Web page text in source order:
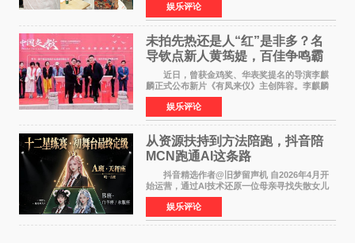
公厅印发《关于发展银发经济增进老年人福祉的
意见》——这是
娱乐评论
未拍先热还是人“红”是非多？名
导钦点新人黄筠媞，百佳争鸣霸
气回应
近日，曾获金鸡奖、华表奖提名的导演李麒
麟正式公布新片《有凤来仪》主创阵容。李麒麟
早年凭电影《华容道》获得金鸡奖、华表奖提
名，此后长期参与国内外电影制作，其担任制片
人参与的作品亦曾
娱乐评论
从资源扶持到方法陪跑，抖音陪
MCN跑通AI这条路
抖音精选作者@旧梦留声机 自2026年4月开
始运营，通过AI技术还原一位母亲寻找失散女儿
的故事，凭借强情感表达获得大量用户关注，发
布仅21小时便获得超1亿曝光、超1000万互动。
此后，账号持续沿
娱乐评论